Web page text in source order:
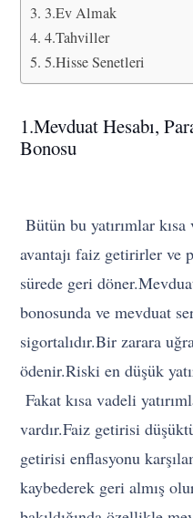
3.Ev Almak
4.Tahviller
5.Hisse Senetleri
1.Mevduat Hesabı,
Bonosu
Bütün bu yatırımlar
avantajı faiz getirirler ve
sürede geri
bonosunda ve mevduat
sigortalıdır.Bir zarara
ödenir.Riski en düşük
Fakat kısa vadeli
vardır.Faiz getirisi
getirisi enflasyonu
kaybederek geri almış